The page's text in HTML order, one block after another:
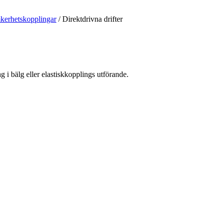
/Direktdrivna drifter
i bälg eller elastiskkopplings utförande.